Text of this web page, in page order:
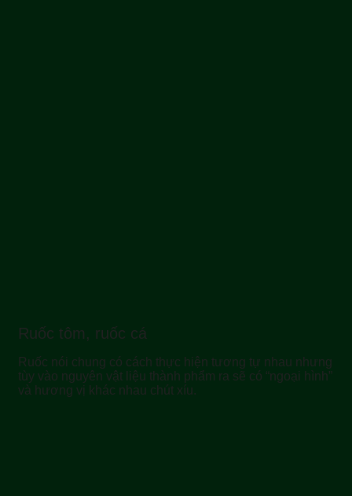
Ruốc tôm, ruốc cá
Ruốc nói chung có cách thực hiện tương tự nhau nhưng
tùy vào nguyên vật liệu thành phẩm ra sẽ có “ngoại hình”
và hương vị khác nhau chút xíu.